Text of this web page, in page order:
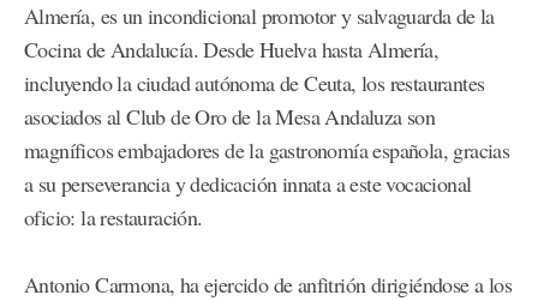
Almería, es un incondicional promotor y salvaguarda de la
Cocina de Andalucía. Desde Huelva hasta Almería,
incluyendo la ciudad autónoma de Ceuta, los restaurantes
asociados al Club de Oro de la Mesa Andaluza son
magníficos embajadores de la gastronomía española, gracias
a su perseverancia y dedicación innata a este vocacional
oficio: la restauración.
Antonio Carmona, ha ejercido de anfitrión dirigiéndose a los